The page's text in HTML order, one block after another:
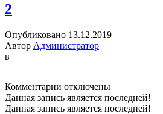
2
Опубликовано 13.12.2019
Автор Администратор
в
Комментарии к
записи
2
отключены
Данная запись является последней!
Данная запись является последней!